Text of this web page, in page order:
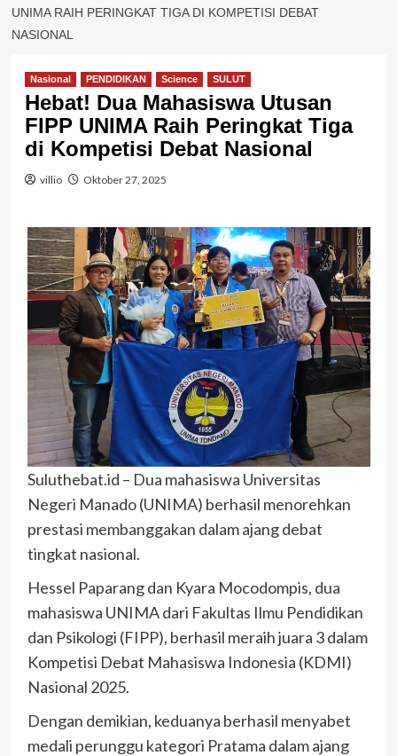
UNIMA RAIH PERINGKAT TIGA DI KOMPETISI DEBAT
NASIONAL
Nasional PENDIDIKAN Science SULUT
Hebat! Dua Mahasiswa Utusan
FIPP UNIMA Raih Peringkat Tiga
di Kompetisi Debat Nasional
villio Oktober 27, 2025
Suluthebat.id – Dua mahasiswa Universitas
Negeri Manado (UNIMA) berhasil menorehkan
prestasi membanggakan dalam ajang debat
tingkat nasional.
Hessel Paparang dan Kyara Mocodompis, dua
mahasiswa UNIMA dari Fakultas Ilmu Pendidikan
dan Psikologi (FIPP), berhasil meraih juara 3 dalam
Kompetisi Debat Mahasiswa Indonesia (KDMI)
Nasional 2025.
Dengan demikian, keduanya berhasil menyabet
medali perunggu kategori Pratama dalam ajang